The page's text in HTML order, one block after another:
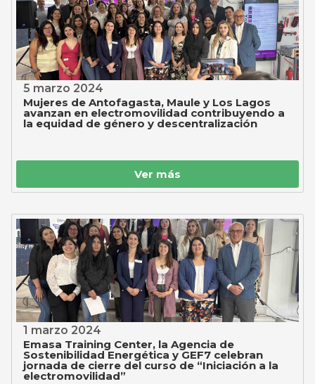
5 marzo 2024
Mujeres de Antofagasta, Maule y Los Lagos
avanzan en electromovilidad contribuyendo a
la equidad de género y descentralización
Ver más
1 marzo 2024
Emasa Training Center, la Agencia de
Sostenibilidad Energética y GEF7 celebran
jornada de cierre del curso de “Iniciación a la
electromovilidad”